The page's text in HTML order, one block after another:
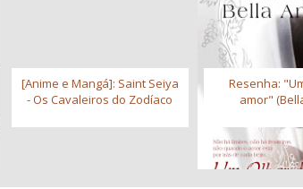
[Anime e Mangá]: Saint Seiya
- Os Cavaleiros do Zodíaco
Resenha:
amor"